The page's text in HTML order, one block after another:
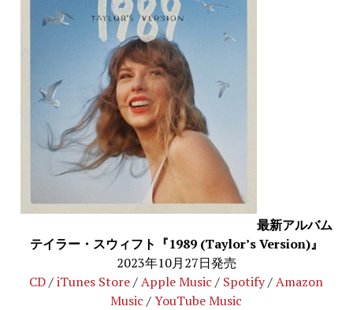
最新アルバム
テイラー・スウィフト『1989 (Taylor’s Version)』
2023年10月27日発売
CD/iTunes Store/Apple Music / Spotify/Amazon
Music /YouTube Music